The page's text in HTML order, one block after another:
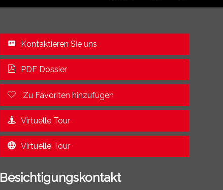
Kontaktieren Sie uns
PDF Dossier
Zu Favoriten hinzufügen
Virtuelle Tour
Virtuelle Tour
Besichtigungskontakt